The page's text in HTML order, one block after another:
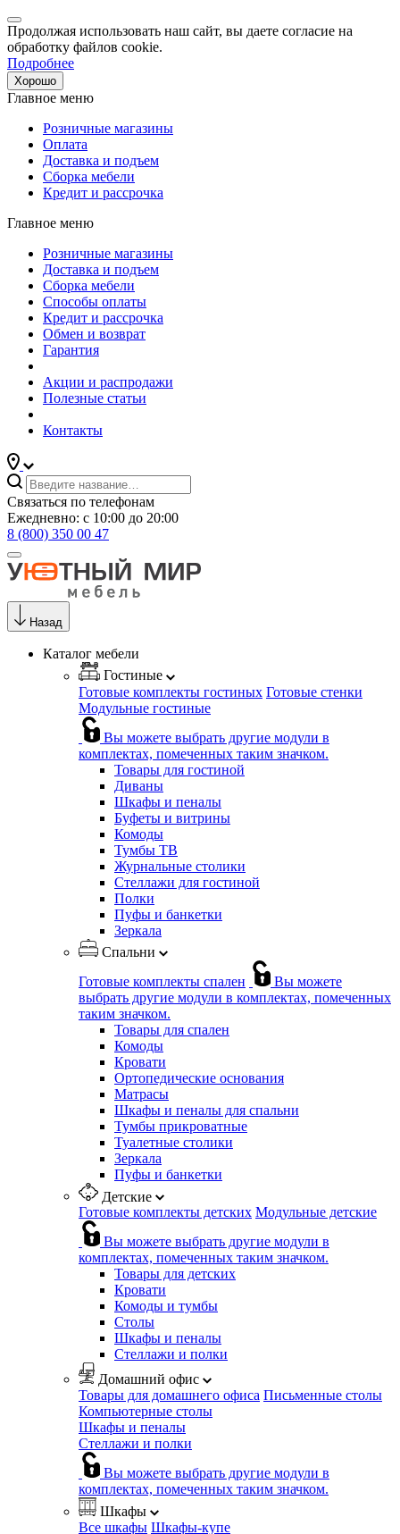
Продолжая использовать наш сайт, вы даете согласие на
обработку файлов cookie.
Подробнее
Хорошо
Главное меню
Розничные магазины
Оплата
Доставка и подъем
Сборка мебели
Кредит и рассрочка
Главное меню
Розничные магазины
Доставка и подъем
Сборка мебели
Способы оплаты
Кредит и рассрочка
Обмен и возврат
Гарантия
Акции и распродажи
Полезные статьи
Контакты
Связаться по телефонам
Ежедневно: с 10:00 до 20:00
8 (800) 350 00 47
Назад
Каталог мебели
Гостиные
Готовые комплекты гостиных Готовые стенки
Модульные гостиные
Вы можете выбрать другие модули в
комплектах, помеченных таким значком.
Товары для гостиной
Диваны
Шкафы и пеналы
Буфеты и витрины
Комоды
Тумбы ТВ
Журнальные столики
Стеллажи для гостиной
Полки
Пуфы и банкетки
Зеркала
Спальни
Готовые комплекты спален
Вы можете
выбрать другие модули в комплектах, помеченных
таким значком.
Товары для спален
Комоды
Кровати
Ортопедические основания
Матрасы
Шкафы и пеналы для спальни
Тумбы прикроватные
Туалетные столики
Зеркала
Пуфы и банкетки
Детские
Готовые комплекты детских Модульные детские
Вы можете выбрать другие модули в
комплектах, помеченных таким значком.
Товары для детских
Кровати
Комоды и тумбы
Столы
Шкафы и пеналы
Стеллажи и полки
Домашний офис
Товары для домашнего офиса Письменные столы
Компьютерные столы
Шкафы и пеналы
Стеллажи и полки
Вы можете выбрать другие модули в
комплектах, помеченных таким значком.
Шкафы
Все шкафы Шкафы-купе